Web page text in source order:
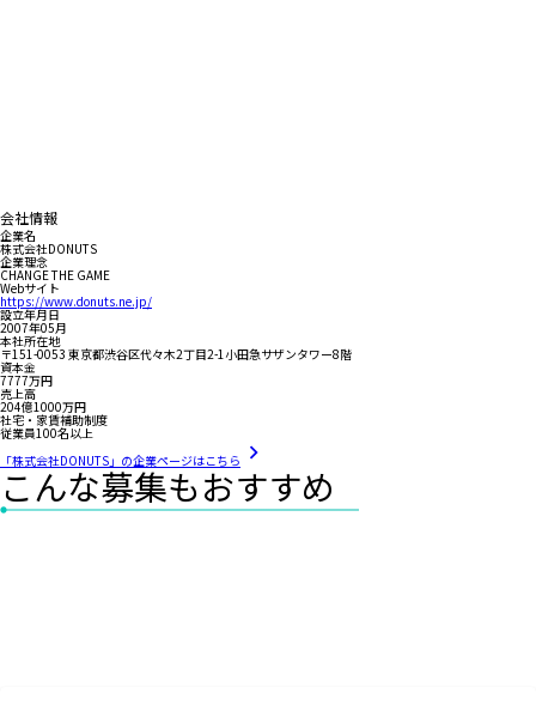
会社情報
企業名
株式会社DONUTS
企業理念
CHANGE THE GAME
Webサイト
https://www.donuts.ne.jp/
設立年月日
2007年05月
本社所在地
〒151-0053 東京都渋谷区代々木2丁目2-1小田急サザンタワー8階
資本金
7777万円
売上高
204億1000万円
社宅・家賃補助制度
従業員100名以上
「株式会社DONUTS」の企業ページはこちら
こんな募集もおすすめ